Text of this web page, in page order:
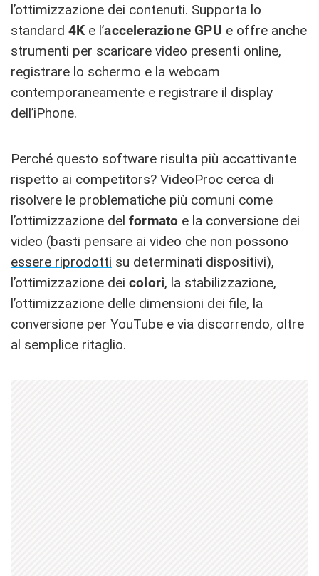
l’ottimizzazione dei contenuti. Supporta lo
standard 4K e l’accelerazione GPU e offre anche
strumenti per scaricare video presenti online,
registrare lo schermo e la webcam
contemporaneamente e registrare il display
dell’iPhone.
Perché questo software risulta più accattivante
rispetto ai competitors? VideoProc cerca di
risolvere le problematiche più comuni come
l’ottimizzazione del formato e la conversione dei
video (basti pensare ai video che non possono
essere riprodotti su determinati dispositivi),
l’ottimizzazione dei colori, la stabilizzazione,
l’ottimizzazione delle dimensioni dei file, la
conversione per YouTube e via discorrendo, oltre
al semplice ritaglio.